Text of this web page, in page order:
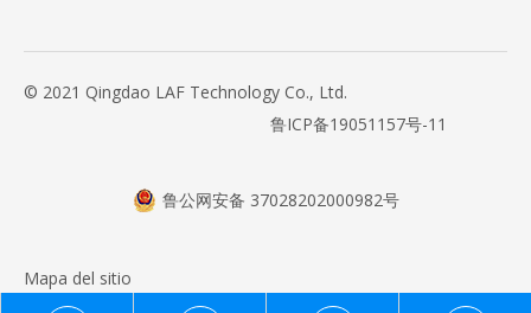
© 2021 Qingdao LAF Technology Co., Ltd.
鲁ICP备19051157号-11
鲁公网安备 37028202000982号
Mapa del sitio